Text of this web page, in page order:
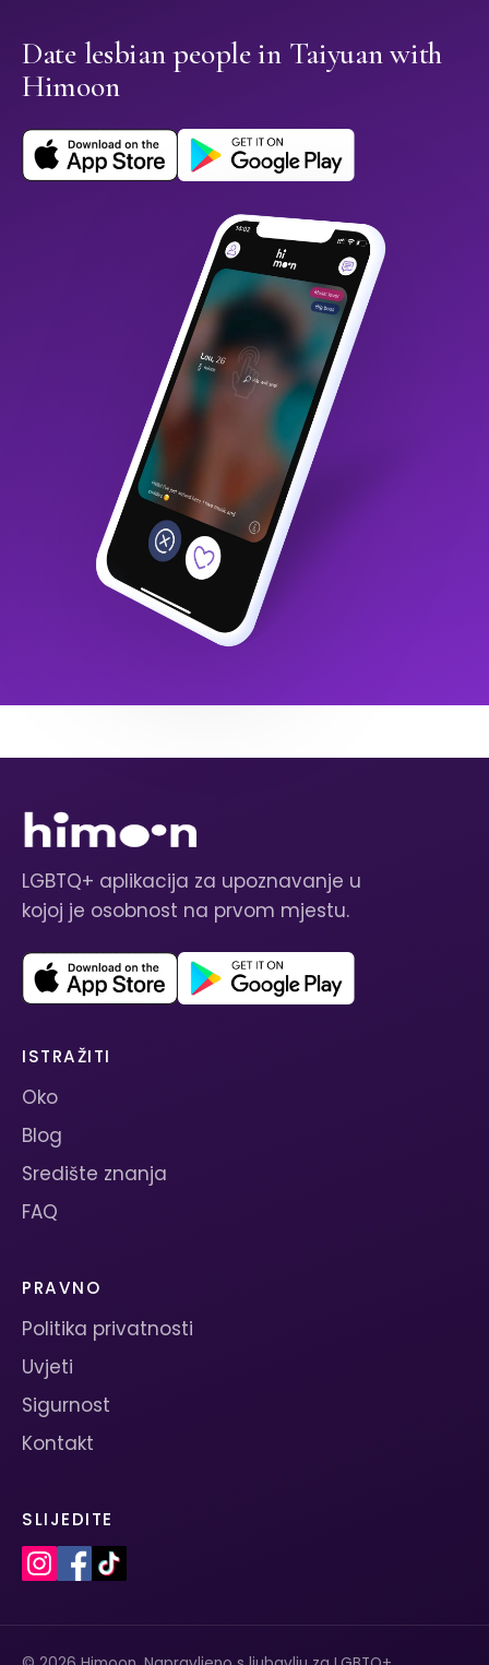
Date lesbian people in Taiyuan with
Himoon
LGBTQ+ aplikacija za upoznavanje u
kojoj je osobnost na prvom mjestu.
ISTRAŽITI
Oko
Blog
Središte znanja
FAQ
PRAVNO
Politika privatnosti
Uvjeti
Sigurnost
Kontakt
SLIJEDITE